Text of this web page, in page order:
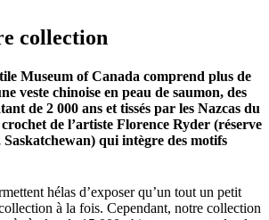
collection
Museum of Canada comprend plus de
veste chinoise en peau de saumon, des
de 2 000 ans et tissés par les Nazcas du
de l’artiste Florence Ryder (réserve
qui intègre des motifs
hélas d’exposer qu’un tout un petit
à la fois. Cependant, notre collection